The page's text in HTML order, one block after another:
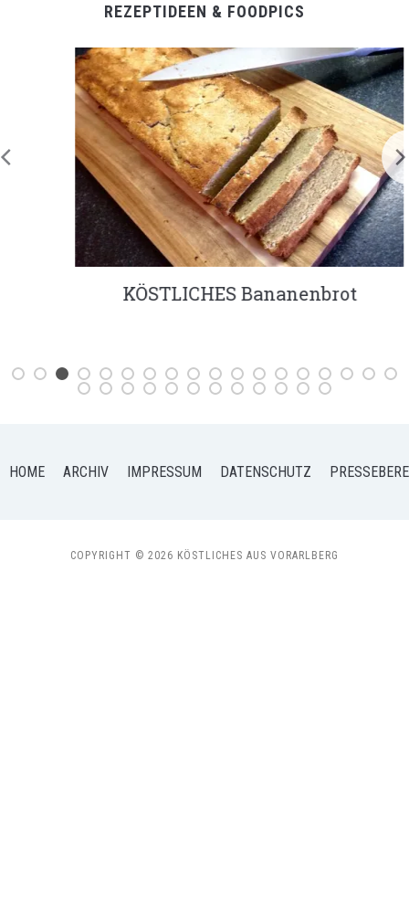
REZEPTIDEEN & FOODPICS
KÖSTLICHES Bananenbrot
HOME ARCHIV IMPRESSUM DATENSCHUTZ
COPYRIGHT © 2026 KÖSTLICHES AUS VORARLBERG